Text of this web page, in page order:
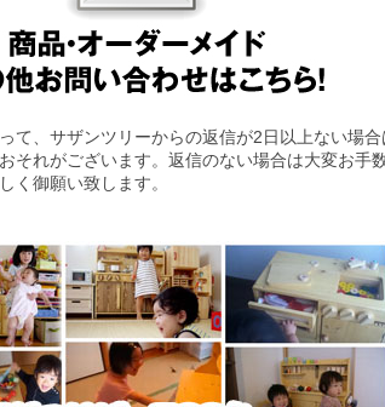
て、サザンツリーからの返信が2日以上ない場合
それがございます。返信のない場合は大変お手
く御願い致します。